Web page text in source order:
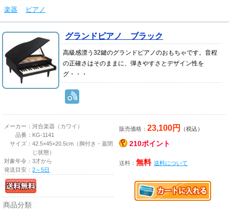
楽器 ピアノ
グランドピアノ ブラック
高級感漂う32鍵のグランドピアノのおもちゃです。音程
の正確さはそのままに、弾きやすさとデザイン性を
グ・・・
メーカー：河合楽器（カワイ）
品番： KG-1141
サイズ：42.5×45×20.5cm（脚付き・蓋閉
じ状態）
対象年令：3才から
発送目安：2～5日
商品分類
販売価格：23,100円 （税込）
210ポイント
送料：無料 送料について